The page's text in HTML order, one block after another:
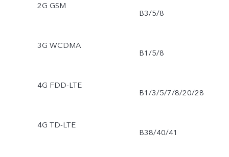
2G GSM
B3/5/8
3G WCDMA
B1/5/8
4G FDD-LTE
B1/3/5/7/8/20/28
4G TD-LTE
B38/40/41